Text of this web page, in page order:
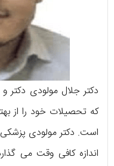
دکتر جلال مولودی
که تحصیلات خود را از
است. دکتر مولودی پزشکی
اندازه کافی وقت می